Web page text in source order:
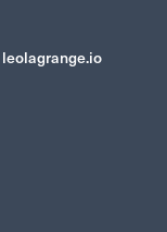
leolagrange.io